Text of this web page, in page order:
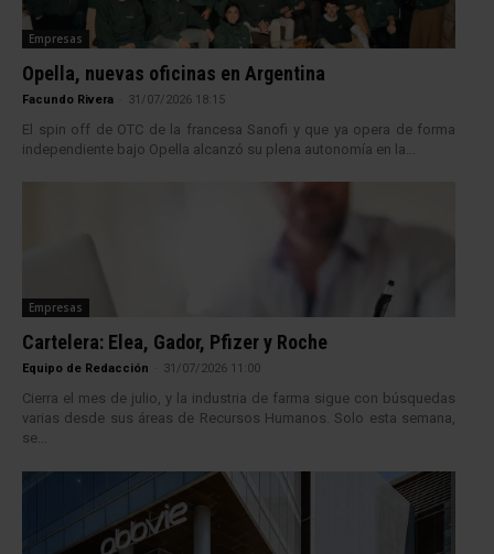
Empresas
Opella, nuevas oficinas en Argentina
Facundo Rivera 31/07/2026 18:15
El spin off de OTC de la francesa Sanofi y que ya opera de forma
independiente bajo Opella alcanzó su plena autonomía en la...
Empresas
Cartelera: Elea, Gador, Pfizer y Roche
Equipo de Redacción 31/07/2026 11:00
Cierra el mes de julio, y la industria de farma sigue con búsquedas
varias desde sus áreas de Recursos Humanos. Solo esta semana,
se...